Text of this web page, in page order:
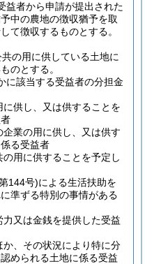
益者から申請が提出された
中の農地の徴収猶予を取
て徴収するものとする。
の用に供している土地に
のとする。
に該当する受益者の分担金
供し、又は供することを
業の用に供し、又は供す
る受益者
用に供することを予定し
144号)による生活扶助を
準ずる特別の事情がある
又は金銭を提供した受益
か、その状況により特に分
められる土地に係る受益